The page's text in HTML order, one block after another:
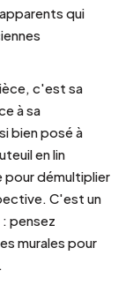
qui
c'est sa
à sa
bien posé à
en lin
pour démultiplier
C'est un
pensez
murales pour